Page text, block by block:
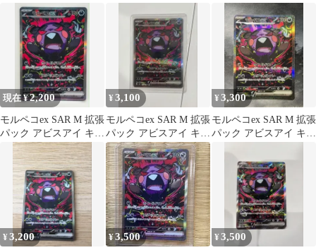
115/081
現在 ¥2,200
モルペコex SAR M 拡張
パック アビスアイ キラ
115/081
¥3,100
モルペコex SAR M 拡張
パック アビスアイ キラ
115/081
¥3,300
モルペコex SAR M 拡張
パック アビスアイ キラ
¥3,200 ¥3,500 ¥3,500